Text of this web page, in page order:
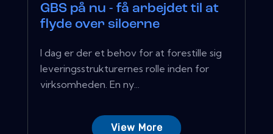
GBS på nu - få arbejdet til at
flyde over siloerne
I dag er der et behov for at forestille sig
leveringsstrukturernes rolle inden for
virksomheden. En ny...
View More